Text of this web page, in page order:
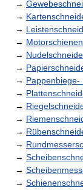
→
→
→
→
→
→
→ Pappenbiege-
→
→
→
→
→
→
→
→